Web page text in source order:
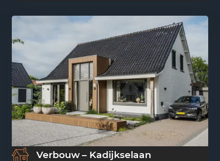
Verbouw – Kadijkselaan